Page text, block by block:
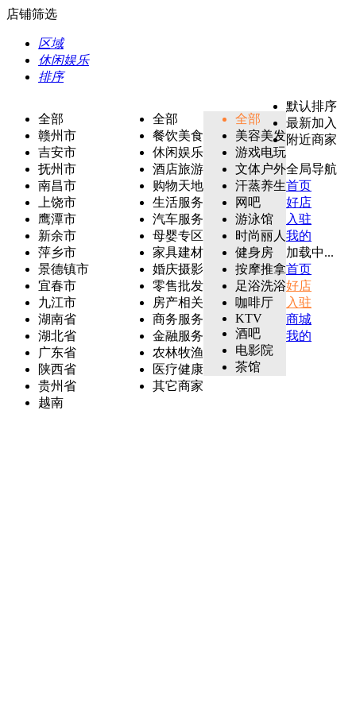
店铺筛选
区域
休闲娱乐
排序
全部
赣州市
吉安市
抚州市
南昌市
上饶市
鹰潭市
新余市
萍乡市
景德镇市
宜春市
九江市
湖南省
湖北省
广东省
陕西省
贵州省
越南
全部
餐饮美食
休闲娱乐
酒店旅游
购物天地
生活服务
汽车服务
母婴专区
家具建材
婚庆摄影
零售批发
房产相关
商务服务
金融服务
农林牧渔
医疗健康
其它商家
全部
美容美发
游戏电玩
文体户外
汗蒸养生
网吧
游泳馆
时尚丽人
健身房
按摩推拿
足浴洗浴
咖啡厅
KTV
酒吧
电影院
茶馆
默认排序
最新加入
附近商家
全局导航
首页
好店
入驻
我的
加载中...
首页
好店
入驻
商城
我的